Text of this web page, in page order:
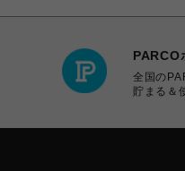
PARCO
全国の
貯まる＆